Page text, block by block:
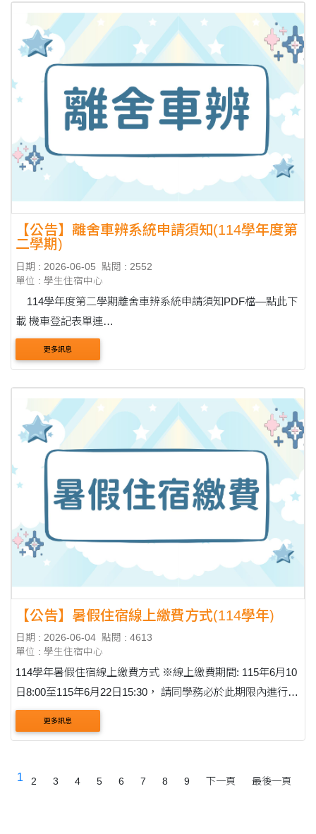
【公告】離舍車辨系統申請須知(114學年度第
二學期)
日期 : 2026-06-05
點閱 : 2552
單位 : 學生住宿中心
載 機車登記表單連
更多訊息
【公告】暑假住宿線上繳費方式(114學年)
日期 : 2026-06-04 點閱 : 4613
單位 : 學生住宿中心
114學年暑假住宿線上繳費方式 ※線上繳費期間: 115年6月10
日8:00至115年6月22日15:30， 請同學務必於此期限內進行繳
費。 步驟一:進入學生資訊系統最上方的欄位點選繳費並選擇
其他繳費。 步驟....
更多訊息
1 2 3 4 5 6 7 8 9 下一頁 最後一頁